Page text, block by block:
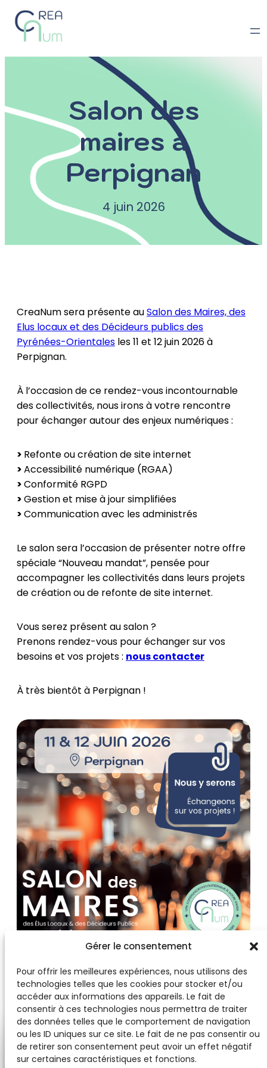
Gérer le consentement
Pour offrir les meilleures expériences, nous utilisons des
technologies telles que les cookies pour stocker et/ou
accéder aux informations des appareils. Le fait de
consentir à ces technologies nous permettra de traiter
des données telles que le comportement de navigation
ou les ID uniques sur ce site. Le fait de ne pas consentir ou
de retirer son consentement peut avoir un effet négatif
sur certaines caractéristiques et fonctions.
Salon des
maires à
Perpignan
4 juin 2026
CreaNum sera présente auSalon des Maires, des
Elus locaux et des Décideurs publics des
Pyrénées-Orientales les 11 et 12 juin 2026 à
Perpignan.
À l’occasion de ce rendez-vous incontournable
des collectivités, nous irons à votre rencontre
pour échanger autour des enjeux numériques :
> Refonte ou création de site internet
>Accessibilité numérique (RGAA)
>Conformité RGPD
>Gestion et mise à jour simplifiées
>Communication avec les administrés
Le salon sera l’occasion de présenter notre offre
spéciale “Nouveau mandat”, pensée pour
accompagner les collectivités dans leurs projets
de création ou de refonte de site internet.
Vous serez présent au salon ?
Prenons rendez-vous pour échanger sur vos
besoins et vos projets : nous contacter
À très bientôt à Perpignan !